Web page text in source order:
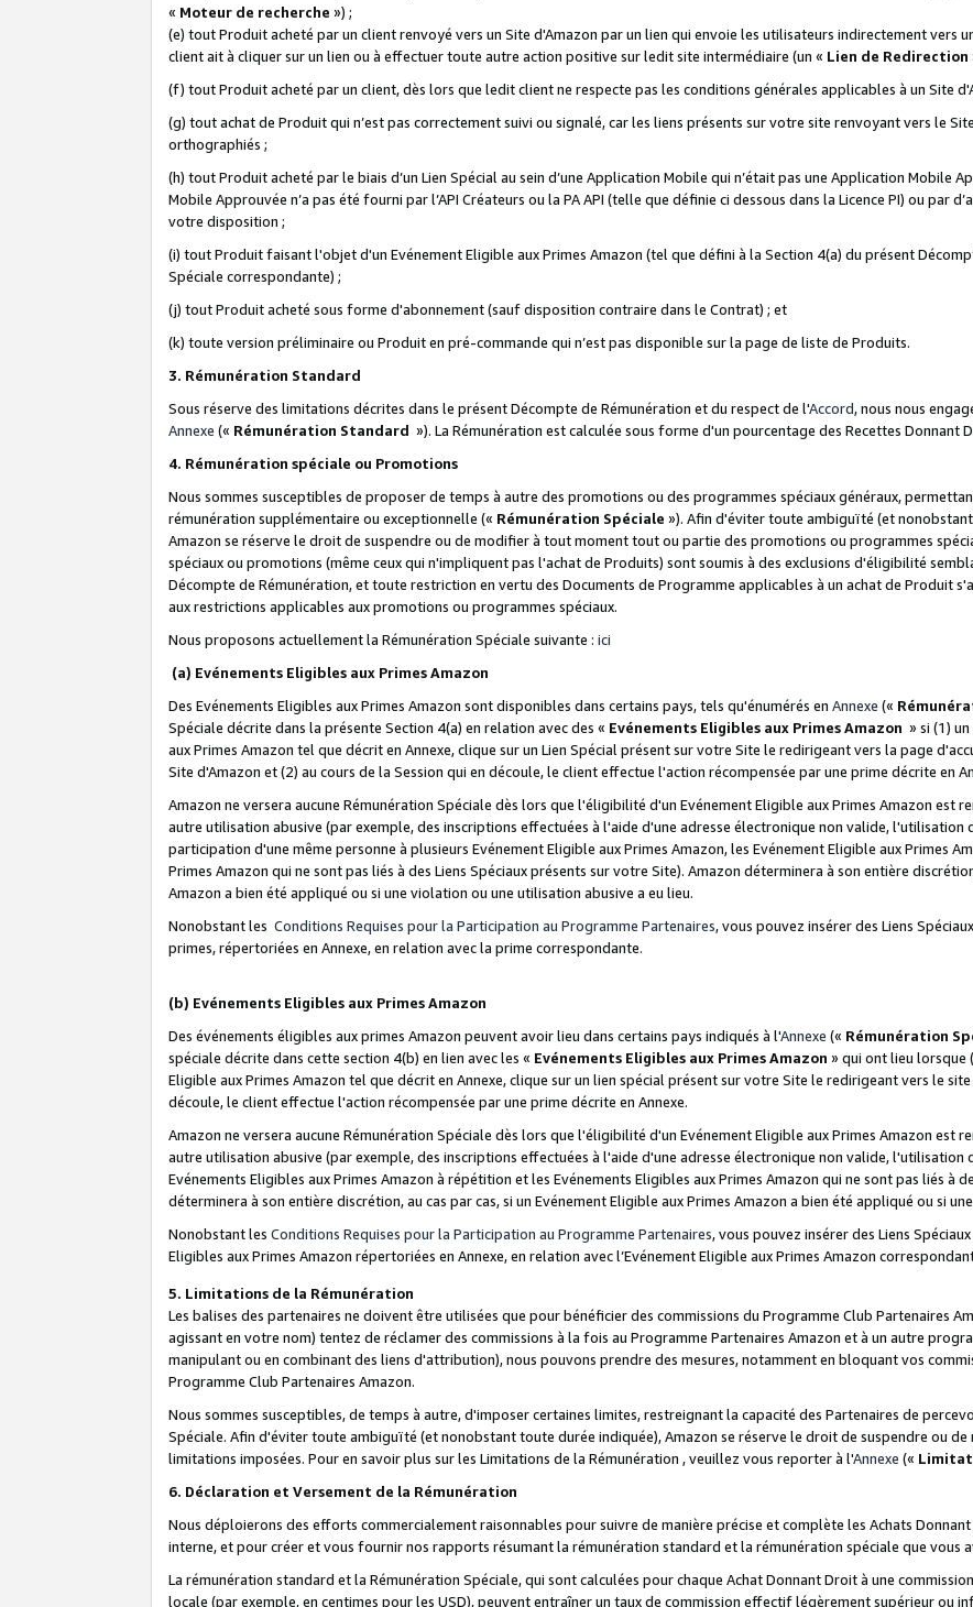
« Moteur de recherche ») ;
(e) tout Produit acheté par un client renvoyé vers un Site d'Amazon par un lien qui envoie les utilisateurs indirectement vers
client ait à cliquer sur un lien ou à effectuer toute autre action positive sur ledit site intermédiaire (un « Lien de Redirection
(f) tout Produit acheté par un client, dès lors que ledit client ne respecte pas les conditions générales applicables à un Site
(g) tout achat de Produit qui n’est pas correctement suivi ou signalé, car les liens présents sur votre site renvoyant vers le
orthographiés ;
(h) tout Produit acheté par le biais d’un Lien Spécial au sein d’une Application Mobile qui n’était pas une Application Mobile
Mobile Approuvée n’a pas été fourni par l’API Créateurs ou la PA API (telle que définie ci dessous dans la Licence PI) ou par
votre disposition ;
(i) tout Produit faisant l'objet d'un Evénement Eligible aux Primes Amazon (tel que défini à la Section 4(a) du présent
Spéciale correspondante) ;
(j) tout Produit acheté sous forme d'abonnement (sauf disposition contraire dans le Contrat) ; et
(k) toute version préliminaire ou Produit en pré-commande qui n’est pas disponible sur la page de liste de Produits.
3. Rémunération Standard
Sous réserve des limitations décrites dans le présent Décompte de Rémunération et du respect de l'Accord, nous nous
Annexe (« Rémunération Standard »). La Rémunération est calculée sous forme d'un pourcentage des Recettes Donnant
4. Rémunération spéciale ou Promotions
Nous sommes susceptibles de proposer de temps à autre des promotions ou des programmes spéciaux généraux,
rémunération supplémentaire ou exceptionnelle (« Rémunération Spéciale »). Afin d'éviter toute ambiguïté (et
Amazon se réserve le droit de suspendre ou de modifier à tout moment tout ou partie des promotions ou programmes
spéciaux ou promotions (même ceux qui n'impliquent pas l'achat de Produits) sont soumis à des exclusions d'éligibilité
Décompte de Rémunération, et toute restriction en vertu des Documents de Programme applicables à un achat de Produit
aux restrictions applicables aux promotions ou programmes spéciaux.
Nous proposons actuellement la Rémunération Spéciale suivante : ici
(a) Evénements Eligibles aux Primes Amazon
Des Evénements Eligibles aux Primes Amazon sont disponibles dans certains pays, tels qu'énumérés en Annexe («
Spéciale décrite dans la présente Section 4(a) en relation avec des « Evénements Eligibles aux Primes Amazon » si (1)
aux Primes Amazon tel que décrit en Annexe, clique sur un Lien Spécial présent sur votre Site le redirigeant vers la page
Site d'Amazon et (2) au cours de la Session qui en découle, le client effectue l'action récompensée par une prime décrite en
Amazon ne versera aucune Rémunération Spéciale dès lors que l'éligibilité d'un Evénement Eligible aux Primes Amazon est
autre utilisation abusive (par exemple, des inscriptions effectuées à l'aide d'une adresse électronique non valide,
participation d'une même personne à plusieurs Evénement Eligible aux Primes Amazon, les Evénement Eligible aux Primes
Primes Amazon qui ne sont pas liés à des Liens Spéciaux présents sur votre Site). Amazon déterminera à son entière
Amazon a bien été appliqué ou si une violation ou une utilisation abusive a eu lieu.
Nonobstant les Conditions Requises pour la Participation au Programme Partenaires, vous pouvez insérer des Liens
primes, répertoriées en Annexe, en relation avec la prime correspondante.
(b) Evénements Eligibles aux Primes Amazon
Des événements éligibles aux primes Amazon peuvent avoir lieu dans certains pays indiqués à l'Annexe (« Rémunération
spéciale décrite dans cette section 4(b) en lien avec les « Evénements Eligibles aux Primes Amazon » qui ont lieu lorsque
Eligible aux Primes Amazon tel que décrit en Annexe, clique sur un lien spécial présent sur votre Site le redirigeant vers le
découle, le client effectue l'action récompensée par une prime décrite en Annexe.
Amazon ne versera aucune Rémunération Spéciale dès lors que l'éligibilité d'un Evénement Eligible aux Primes Amazon est
autre utilisation abusive (par exemple, des inscriptions effectuées à l'aide d'une adresse électronique non valide,
Evénements Eligibles aux Primes Amazon à répétition et les Evénements Eligibles aux Primes Amazon qui ne sont pas liés à
déterminera à son entière discrétion, au cas par cas, si un Evénement Eligible aux Primes Amazon a bien été appliqué ou si
Nonobstant les Conditions Requises pour la Participation au Programme Partenaires, vous pouvez insérer des Liens
Eligibles aux Primes Amazon répertoriées en Annexe, en relation avec l’Evénement Eligible aux Primes Amazon
5. Limitations de la Rémunération
Les balises des partenaires ne doivent être utilisées que pour bénéficier des commissions du Programme Club Partenaires
agissant en votre nom) tentez de réclamer des commissions à la fois au Programme Partenaires Amazon et à un autre
manipulant ou en combinant des liens d'attribution), nous pouvons prendre des mesures, notamment en bloquant vos
Programme Club Partenaires Amazon.
Nous sommes susceptibles, de temps à autre, d'imposer certaines limites, restreignant la capacité des Partenaires de
Spéciale. Afin d'éviter toute ambiguïté (et nonobstant toute durée indiquée), Amazon se réserve le droit de suspendre ou
limitations imposées. Pour en savoir plus sur les Limitations de la Rémunération , veuillez vous reporter à l'Annexe («
6. Déclaration et Versement de la Rémunération
Nous déploierons des efforts commercialement raisonnables pour suivre de manière précise et complète les Achats
interne, et pour créer et vous fournir nos rapports résumant la rémunération standard et la rémunération spéciale que vous
La rémunération standard et la Rémunération Spéciale, qui sont calculées pour chaque Achat Donnant Droit à une
locale (par exemple, en centimes pour les USD), peuvent entraîner un taux de commission effectif légèrement supérieur ou